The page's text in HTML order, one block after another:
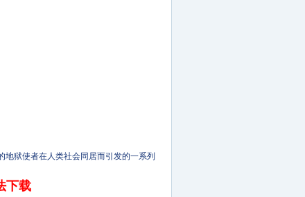
狱使者在人类社会同居而引发的一系列
下载